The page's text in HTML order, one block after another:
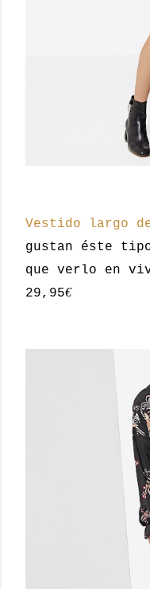
Vestido largo
gustan éste
que verlo en
29,95€